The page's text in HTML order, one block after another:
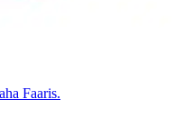
Faaris.